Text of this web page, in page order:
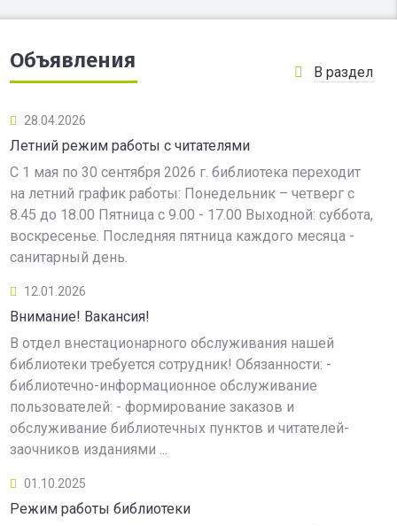
Объявления В раздел
28.04.2026
Летний режим работы с читателями
С 1 мая по 30 сентября 2026 г. библиотека переходит
на летний график работы: Понедельник – четверг с
8.45 до 18.00 Пятница с 9.00 - 17.00 Выходной: суббота,
воскресенье. Последняя пятница каждого месяца -
санитарный день.
12.01.2026
Внимание! Вакансия!
В отдел внестационарного обслуживания нашей
библиотеки требуется сотрудник! Обязанности: -
библиотечно-информационное обслуживание
пользователей: - формирование заказов и
обслуживание библиотечных пунктов и читателей-
заочников изданиями ...
01.10.2025
Режим работы библиотеки